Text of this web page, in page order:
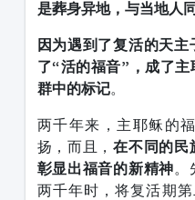
是葬身异地，与当地人
因为遇到了复活的天
了“活的福音”，成了
群中的标记。
两千年来，主耶稣的
扬，而且，在不同的民
彰显出福音的新精神。
两千年时，将复活期